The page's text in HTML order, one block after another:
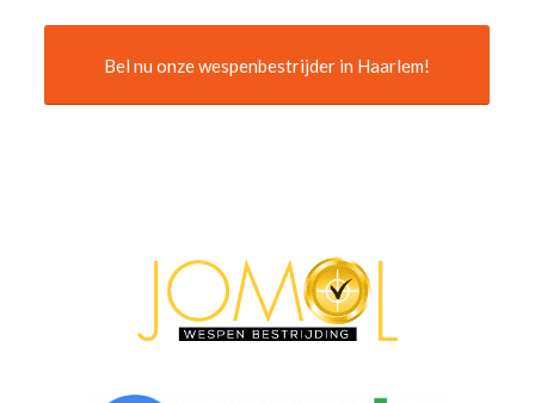
Bel nu onze wespenbestrijder in Haarlem!